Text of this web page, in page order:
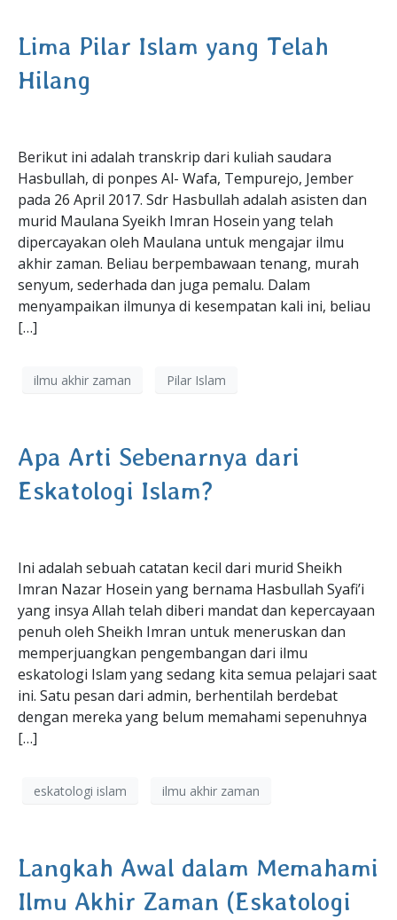
Lima Pilar Islam yang Telah
Hilang
Berikut ini adalah transkrip dari kuliah saudara
Hasbullah, di ponpes Al- Wafa, Tempurejo, Jember
pada 26 April 2017. Sdr Hasbullah adalah asisten dan
murid Maulana Syeikh Imran Hosein yang telah
dipercayakan oleh Maulana untuk mengajar ilmu
akhir zaman. Beliau berpembawaan tenang, murah
senyum, sederhada dan juga pemalu. Dalam
menyampaikan ilmunya di kesempatan kali ini, beliau
[…]
ilmu akhir zaman Pilar Islam
Apa Arti Sebenarnya dari
Eskatologi Islam?
Ini adalah sebuah catatan kecil dari murid Sheikh
Imran Nazar Hosein yang bernama Hasbullah Syafi’i
yang insya Allah telah diberi mandat dan kepercayaan
penuh oleh Sheikh Imran untuk meneruskan dan
memperjuangkan pengembangan dari ilmu
eskatologi Islam yang sedang kita semua pelajari saat
ini. Satu pesan dari admin, berhentilah berdebat
dengan mereka yang belum memahami sepenuhnya
[…]
eskatologi islam ilmu akhir zaman
Langkah Awal dalam Memahami
Ilmu Akhir Zaman (Eskatologi